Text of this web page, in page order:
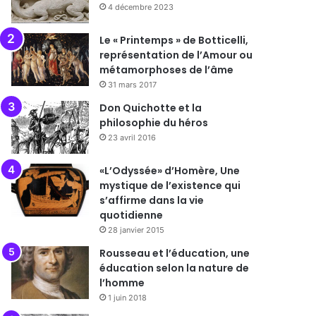
4 décembre 2023
Le « Printemps » de Botticelli,
représentation de l’Amour ou
métamorphoses de l’âme
31 mars 2017
Don Quichotte et la
philosophie du héros
23 avril 2016
«L’Odyssée» d’Homère, Une
mystique de l’existence qui
s’affirme dans la vie
quotidienne
28 janvier 2015
Rousseau et l’éducation, une
éducation selon la nature de
l’homme
1 juin 2018